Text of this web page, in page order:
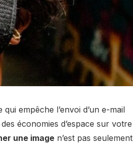
empêche l’envoi d’un e-mail
économies d’espace sur votre
une imagen’est pas seulement